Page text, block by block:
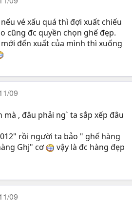
vé xấu quá thì đợi xuất chiếu
cũng đc quyền chọn ghế đẹp.
đến xuất của mình thì xuống
09
, đâu phải ng` ta sắp xếp đâu
rồi người ta bảo " ghế hàng
Ghj" cơ
vậy là đc hàng đẹp
09